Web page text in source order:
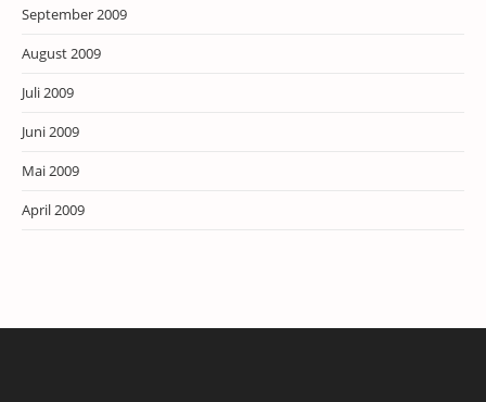
September 2009
August 2009
Juli 2009
Juni 2009
Mai 2009
April 2009